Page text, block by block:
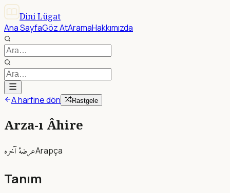
Dini Lügat
Ana SayfaGöz AtAramaHakkımızda
A harfine dön Rastgele
Arza-ı Âhire
عرضۀ آخرهArapça
Tanım